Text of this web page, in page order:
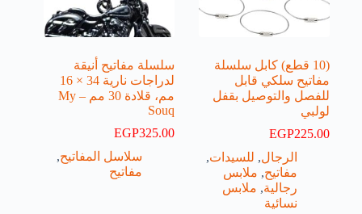
(10 قطع) كابل سلسلة
مفاتيح سلكي قابل
للفصل والتوصيل بقفل
لولبي
EGP225.00
الرجال, للسيدات,
مفاتيح, ملابس
رجالية, ملابس
نسائية
سلسلة مفاتيح أنيقة
لدراجات نارية 34 × 16
مم، قلادة 30 مم – My
Souq
EGP325.00
سلاسل المفاتيح,
مفاتيح